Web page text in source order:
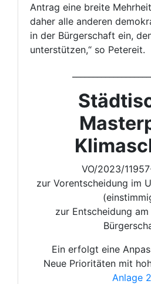
Antrag eine breite
daher alle anderen
in der Bürgerschaft ein,
unterstützen,“ so Petereit.
VO/2023/
zur Vorentscheidung im
zur Entscheidung
Ein erfolgt eine
Neue Prioritäten mit
Anlage 2